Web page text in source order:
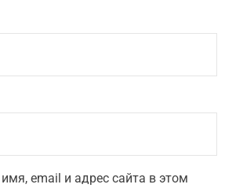
email и адрес сайта в этом